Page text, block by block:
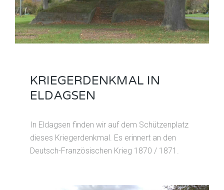
KRIEGERDENKMAL IN
ELDAGSEN
In Eldagsen finden wir auf dem Schützenplatz
dieses Kriegerdenkmal. Es erinnert an den
Deutsch-Französischen Krieg 1870 / 1871.